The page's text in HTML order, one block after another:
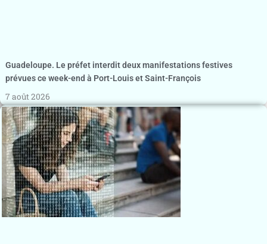
Guadeloupe. Le préfet interdit deux manifestations festives
prévues ce week-end à Port-Louis et Saint-François
7 août 2026